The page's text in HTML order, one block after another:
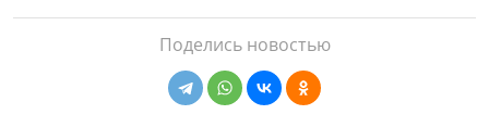
Поделись новостью